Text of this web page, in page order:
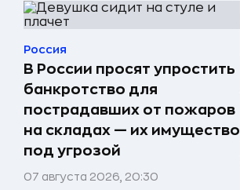
Россия
В России просят упростить
банкротство для
пострадавших от пожаров
на складах — их имущество
под угрозой
07 августа 2026, 20:30